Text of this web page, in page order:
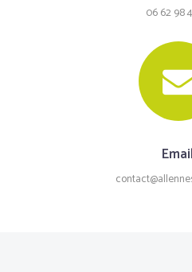
06 62 98